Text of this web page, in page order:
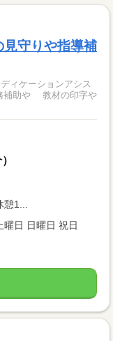
見守りや指導補
ィケーションアシス
補助や 教材の印字や
憩1...
曜日 日曜日 祝日